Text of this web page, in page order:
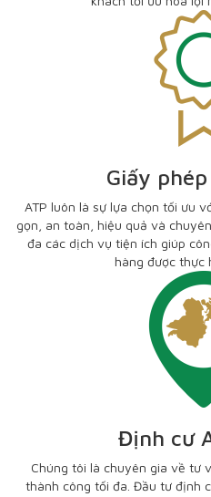
Giấy
ATP luôn là sự lựa chọn tối ưu
gọn, an toàn, hiệu quả và
đa các dịch vụ tiện ích giúp
hàng được thực
Định cư
Chúng tôi là chuyên gia về tư
thành công tối đa. Đầu tư định